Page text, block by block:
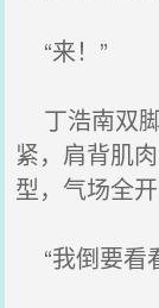
“来！”
丁浩南双
紧，肩背肌
型，气场全
“我倒要看